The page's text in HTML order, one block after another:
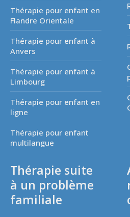
Thérapie pour enfant en
Flandre Orientale
Thérapie pour enfant à
Anvers
Thérapie pour enfant à
Limbourg
Thérapie pour enfant en
ligne
Thérapie pour enfant
multilangue
Thérapie suite
à un problème
familiale